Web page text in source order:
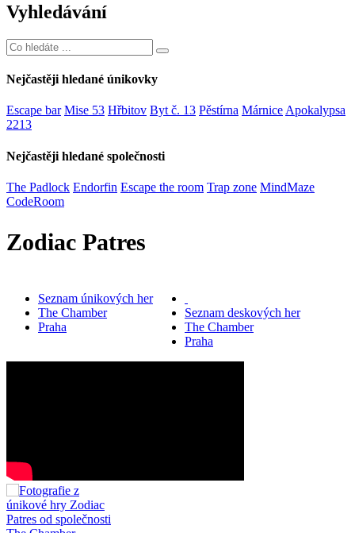
Vyhledávání
Nejčastěji hledané únikovky
Escape bar Mise 53 Hřbitov Byt č. 13 Pěstírna Márnice Apokalypsa
2213
Nejčastěji hledané společnosti
The Padlock Endorfin Escape the room Trap zone MindMaze
CodeRoom
Zodiac Patres
Seznam únikových her
The Chamber
Praha
Seznam deskových her
The Chamber
Praha